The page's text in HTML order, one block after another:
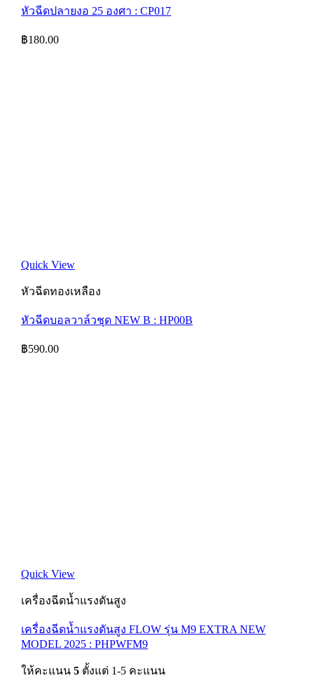
หัวฉีดปลายงอ 25 องศา : CP017
฿180.00
Quick View
หัวฉีดทองเหลือง
หัวฉีดบอลวาล์วชุด NEW B : HP00B
฿590.00
Quick View
เครื่องฉีดน้ำแรงดันสูง
เครื่องฉีดน้ำแรงดันสูง FLOW รุ่น M9 EXTRA NEW
MODEL 2025 : PHPWFM9
ให้คะแนน 5 ตั้งแต่ 1-5 คะแนน